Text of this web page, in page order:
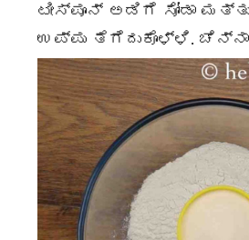
ಟೀಸ್ಪೂನ್ ಅಡಿಗೆ ಸೋಡಾ
ಉಪ್ಪು ತೆಗೆದುಕೊಳ್ಳಿ.